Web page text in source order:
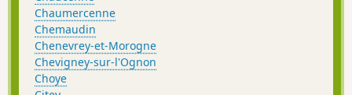
Chaumercenne
Chemaudin
Chenevrey-et-Morogne
Chevigney-sur-l'Ognon
Choye